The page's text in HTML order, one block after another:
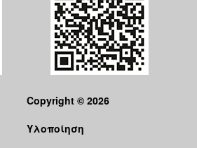
Copyright © 2026
Υλοποίηση